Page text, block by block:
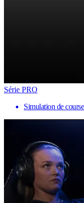
Série PRO
Simulation de course